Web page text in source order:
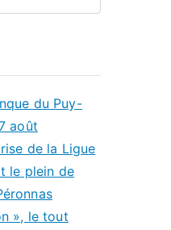
du Puy-
août
de la Ligue
le plein de
», le tout